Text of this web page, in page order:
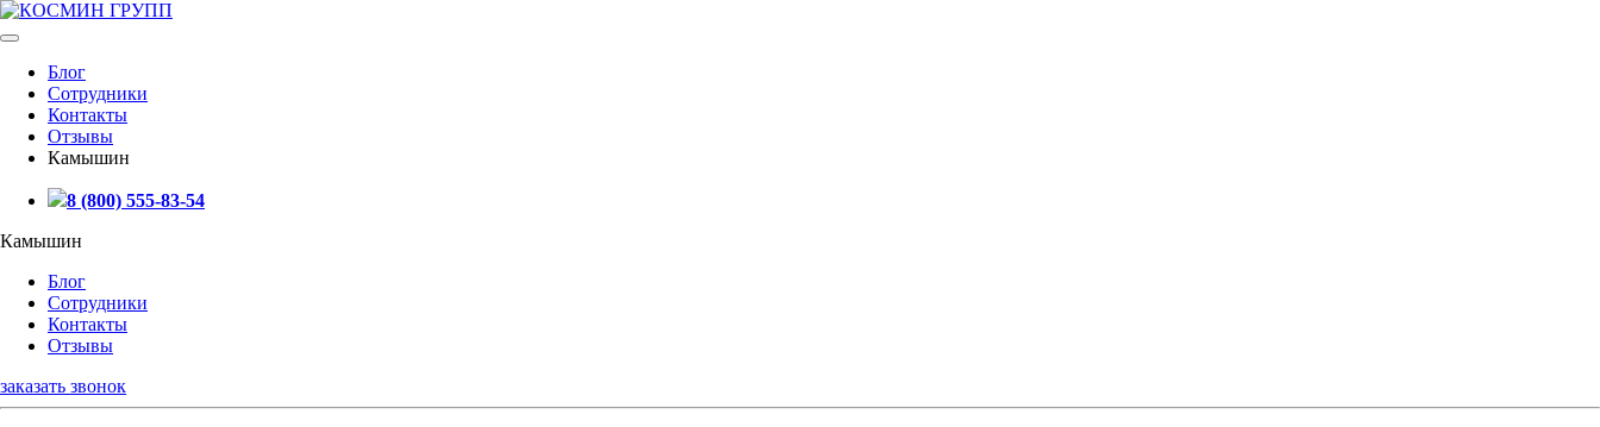
Блог
Сотрудники
Контакты
Отзывы
Камышин
8 (800) 555-83-54
Камышин
Блог
Сотрудники
Контакты
Отзывы
заказать звонок